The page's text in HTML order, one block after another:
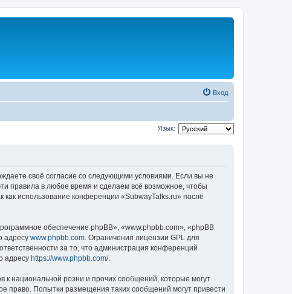
Вход
Язык:
своё согласие со следующими условиями. Если вы не
правила в любое время и сделаем всё возможное, чтобы
использование конференции «SubwayTalks.ru» после
обеспечение phpBB», «www.phpbb.com», «phpBB
адресу www.phpbb.com . Ограничения лицензии GPL для
за то, что администрация конференций
адресу https://www.phpbb.com/.
национальной розни и прочих сообщений, которые могут
право. Попытки размещения таких сообщений могут привести